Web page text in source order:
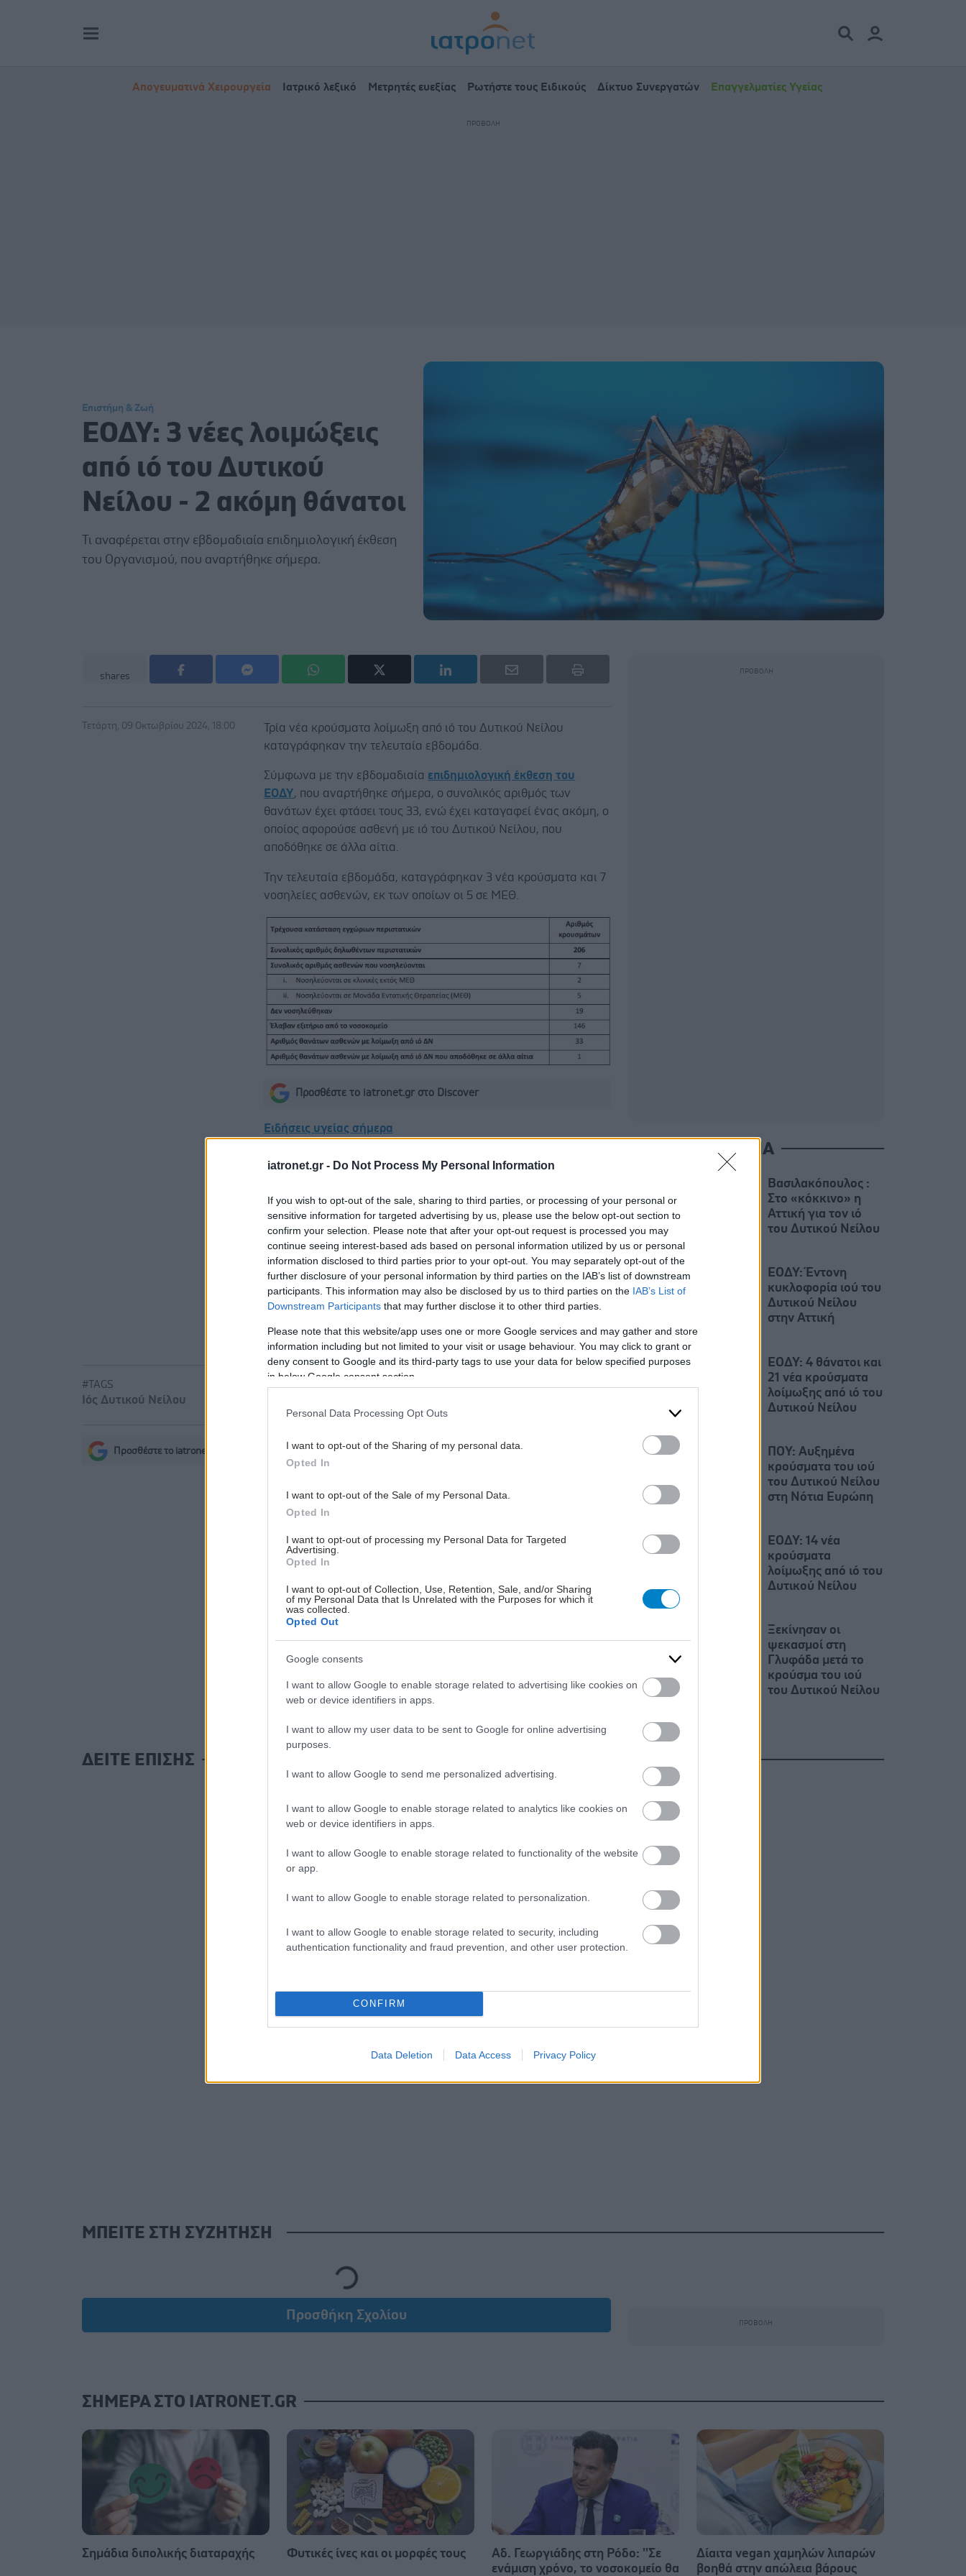
iatronet.gr - Do Not Process My Personal Information
If you wish to opt-out of the sale, sharing to third parties, or processing of your personal or
sensitive information for targeted advertising by us, please use the below opt-out section to
confirm your selection. Please note that after your opt-out request is processed you may
continue seeing interest-based ads based on personal information utilized by us or personal
information disclosed to third parties prior to your opt-out. You may separately opt-out of the
further disclosure of your personal information by third parties on the IAB’s list of downstream
participants. This information may also be disclosed by us to third parties on the IAB’s List of
Downstream Participants that may further disclose it to other third parties.
Please note that this website/app uses one or more Google services and may gather and store
information including but not limited to your visit or usage behaviour. You may click to grant or
deny consent to Google and its third-party tags to use your data for below specified purposes
in below Google consent section.
Personal Data Processing Opt Outs
I want to opt-out of the Sharing of my personal data.
Opted In
I want to opt-out of the Sale of my Personal Data.
Opted In
I want to opt-out of processing my Personal Data for Targeted
Advertising.
Opted In
I want to opt-out of Collection, Use, Retention, Sale, and/or Sharing
of my Personal Data that Is Unrelated with the Purposes for which it
was collected.
Opted Out
Google consents
I want to allow Google to enable storage related to advertising like cookies on
web or device identifiers in apps.
I want to allow my user data to be sent to Google for online advertising
purposes.
I want to allow Google to send me personalized advertising.
I want to allow Google to enable storage related to analytics like cookies on
web or device identifiers in apps.
I want to allow Google to enable storage related to functionality of the website
or app.
I want to allow Google to enable storage related to personalization.
I want to allow Google to enable storage related to security, including
authentication functionality and fraud prevention, and other user protection.
CONFIRM
Data Deletion Data Access Privacy Policy
Απογευματινά Χειρουργεία Ιατρικό λεξικό Μετρητές ευεξίας Ρωτήστε τους Ειδικούς Δίκτυο Συνεργατών Επαγγελματίες Υγείας
Επιστήμη & Ζωή
ΕΟΔΥ: 3 νέες λοιμώξεις
από ιό του Δυτικού
Νείλου - 2 ακόμη θάνατοι
Τι αναφέρεται στην εβδομαδιαία επιδημιολογική έκθεση
του Οργανισμού, που αναρτήθηκε σήμερα.
shares
Τετάρτη, 09 Οκτωβρίου 2024, 18:00
Τρία νέα κρούσματα λοίμωξη από ιό του Δυτικού Νείλου
καταγράφηκαν την τελευταία εβδομάδα.
Σύμφωνα με την εβδομαδιαία επιδημιολογική έκθεση του
ΕΟΔΥ, που αναρτήθηκε σήμερα, ο συνολικός αριθμός των
θανάτων έχει φτάσει τους 33, ενώ έχει καταγαφεί ένας ακόμη, ο
οποίος αφορούσε ασθενή με ιό του Δυτικού Νείλου, που
αποδόθηκε σε άλλα αίτια.
Την τελευταία εβδομάδα, καταγράφηκαν 3 νέα κρούσματα και 7
νοσηλείες ασθενών, εκ των οποίων οι 5 σε ΜΕΘ.
Προσθέστε το iatronet.gr στο Discover
Ειδήσεις υγείας σήμερα
είναι καινούργιο''- 'Αμεσα μέτρα για την αντιμετώπιση των
σοβαρών ελλείψεων προσωπικού
Δίαιτα vegan χαμηλών λιπαρών βοηθά στην απώλεια βάρους
χωρίς να μειώνεται η ποσότητα του φαγητού [μελέτη]
#TAGS
Ιός Δυτικού Νείλου
Προσθέστε το iatronet.gr στο Discover
shares
ΔΙΑΒΑΣΤΕ ΑΚΟΜΑ
Βασιλακόπουλος :
Στο «κόκκινο» η
Αττική για τον ιό
του Δυτικού Νείλου
ΕΟΔΥ: Έντονη
κυκλοφορία ιού του
Δυτικού Νείλου
στην Αττική
ΕΟΔΥ: 4 θάνατοι και
21 νέα κρούσματα
λοίμωξης από ιό του
Δυτικού Νείλου
ΠΟΥ: Αυξημένα
κρούσματα του ιού
του Δυτικού Νείλου
στη Νότια Ευρώπη
ΕΟΔΥ: 14 νέα
κρούσματα
λοίμωξης από ιό του
Δυτικού Νείλου
Ξεκίνησαν οι
ψεκασμοί στη
Γλυφάδα μετά το
κρούσμα του ιού
του Δυτικού Νείλου
ΔΕΙΤΕ ΕΠΙΣΗΣ
ΜΠΕΙΤΕ ΣΤΗ ΣΥΖΗΤΗΣΗ
Loading...
Προσθήκη Σχολίου
ΣΗΜΕΡΑ ΣΤΟ IATRONET.GR
Σημάδια διπολικής διαταραχής Φυτικές ίνες και οι μορφές τους
Αδ. Γεωργιάδης στη Ρόδο: ''Σε
ενάμιση χρόνο, το νοσοκομείο θα
Δίαιτα vegan χαμηλών λιπαρών
βοηθά στην απώλεια βάρους